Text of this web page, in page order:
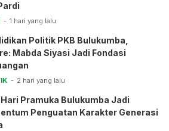
1 hari yang lalu
Politik PKB Bulukumba,
Mabda Siyasi Jadi Fondasi
2 hari yang lalu
Pramuka Bulukumba Jadi
Penguatan Karakter Generasi